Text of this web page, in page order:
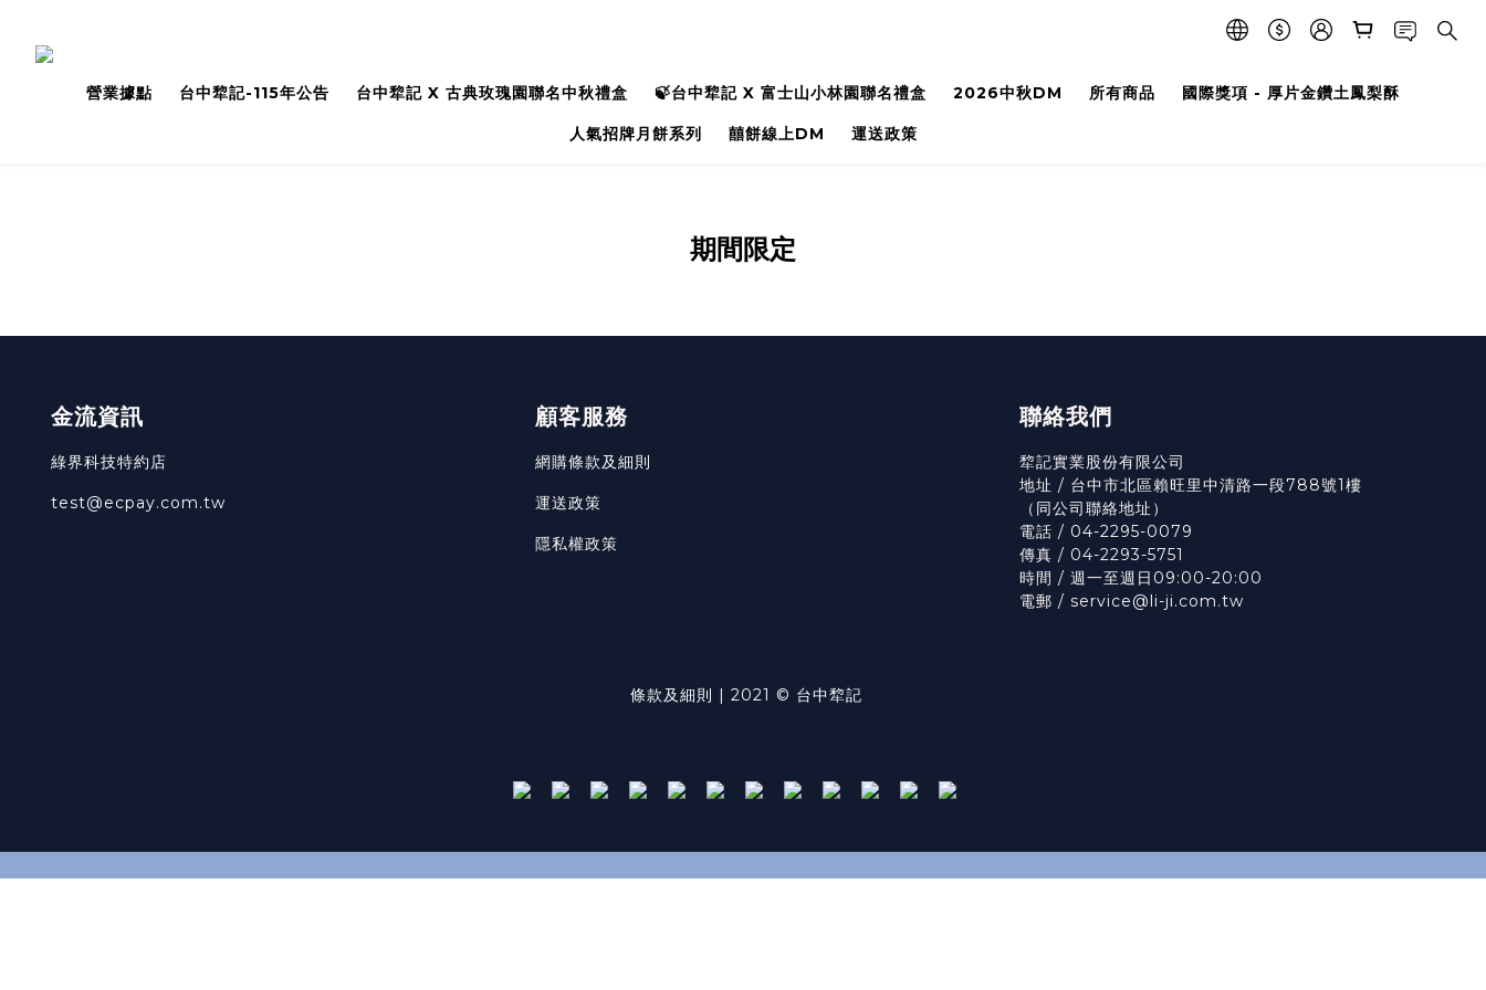
營業據點 台中犂記-115年公告 台中犂記 X 古典玫瑰園聯名中秋禮盒 🍃台中犂記 X 富士山小林園聯名禮盒 2026中秋DM 所有商品 國際獎項 - 厚片金鑽土鳳梨酥
人氣招牌月餅系列 囍餅線上DM 運送政策
期間限定
金流資訊
綠界科技特約店
test@ecpay.com.tw
顧客服務
網購條款及細則
運送政策
隱私權政策
聯絡我們
犂記實業股份有限公司
地址 / 台中市北區賴旺里中清路一段788號1樓
（ 同公司聯絡地址）
電話 / 04-2295-0079
傳真 / 04-2293-5751
時間 / 週一至週日09:00-20:00
電郵 / service@li-ji.com.tw
條款及細則 | 2021 © 台中犂記